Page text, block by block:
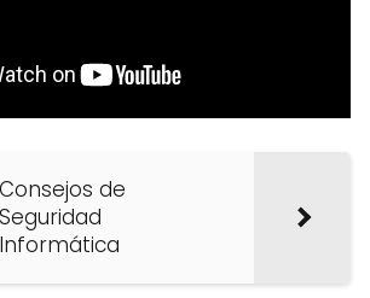
Consejos de
Seguridad
Informática